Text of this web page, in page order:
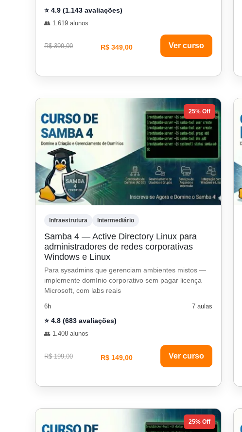
⭐ 4.9 (1.143 avaliações)
👥 1.619 alunos
R$ 399,00 R$ 349,00 Ver curso
25% Off
Infraestrutura Intermediário
Samba 4 — Active Directory Linux para
administradores de redes corporativas
Windows e Linux
Para sysadmins que gerenciam ambientes mistos —
implemente domínio corporativo sem pagar licença
Microsoft, com labs reais
6h 7 aulas
⭐ 4.8 (683 avaliações)
👥 1.408 alunos
R$ 199,00 R$ 149,00 Ver curso
25% Off